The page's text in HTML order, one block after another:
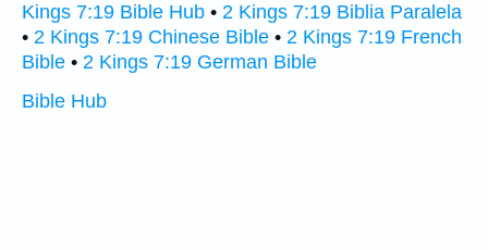
Kings 7:19 Bible Hub • 2 Kings 7:19 Biblia Paralela
• 2 Kings 7:19 Chinese Bible • 2 Kings 7:19 French
Bible • 2 Kings 7:19 German Bible
Bible Hub